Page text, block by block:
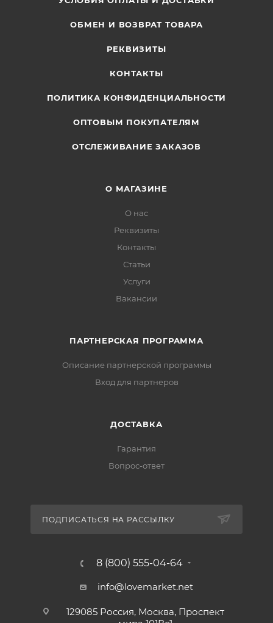
ОБМЕН И ВОЗВРАТ ТОВАРА
РЕКВИЗИТЫ
КОНТАКТЫ
ПОЛИТИКА КОНФИДЕНЦИАЛЬНОСТИ
ОПТОВЫМ ПОКУПАТЕЛЯМ
ОТСЛЕЖИВАНИЕ ЗАКАЗОВ
О МАГАЗИНЕ
О нас
Реквизиты
Контакты
Статьи
Услуги
Вакансии
ПАРТНЕРСКАЯ ПРОГРАММА
Описание партнерской программы
Вход для партнеров
ДОСТАВКА
Гарантия
Вопрос-ответ
ПОДПИСАТЬСЯ НА РАССЫЛКУ
8 (800) 555-04-64
info@lovemarket.net
129085 Россия, Москва, Проспект